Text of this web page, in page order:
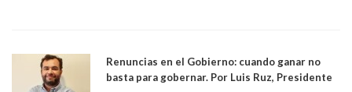
Renuncias en el Gobierno: cuando ganar no
basta para gobernar. Por Luis Ruz, Presidente